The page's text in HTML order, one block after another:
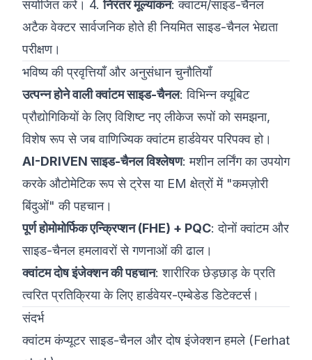
संयोजित करें। 4.निरंतर मूल्यांकन: क्वांटम/साइड-चैनल
अटैक वेक्टर सार्वजनिक होते ही नियमित साइड-चैनल भेद्यता
परीक्षण।
भविष्य की प्रवृत्तियाँ और अनुसंधान चुनौतियाँ
उत्पन्न होने वाली क्वांटम साइड-चैनल: विभिन्न क्यूबिट
प्रौद्योगिकियों के लिए विशिष्ट नए लीकेज रूपों को समझना,
विशेष रूप से जब वाणिज्यिक क्वांटम हार्डवेयर परिपक्व हो।
AI-DRIVEN साइड-चैनल विश्लेषण: मशीन लर्निंग का उपयोग
करके औटोमेटिक रूप से ट्रेस या EM क्षेत्रों में "कमज़ोरी
बिंदुओं" की पहचान।
पूर्ण होमोमोर्फिक एन्क्रिप्शन (FHE) + PQC: दोनों क्वांटम और
साइड-चैनल हमलावरों से गणनाओं की ढाल।
क्वांटम दोष इंजेक्शन की पहचान: शारीरिक छेड़छाड़ के प्रति
त्वरित प्रतिक्रिया के लिए हार्डवेयर-एम्बेडेड डिटेक्टर्स।
संदर्भ
क्वांटम कंप्यूटर साइड-चैनल और दोष इंजेक्शन हमले (Ferhat